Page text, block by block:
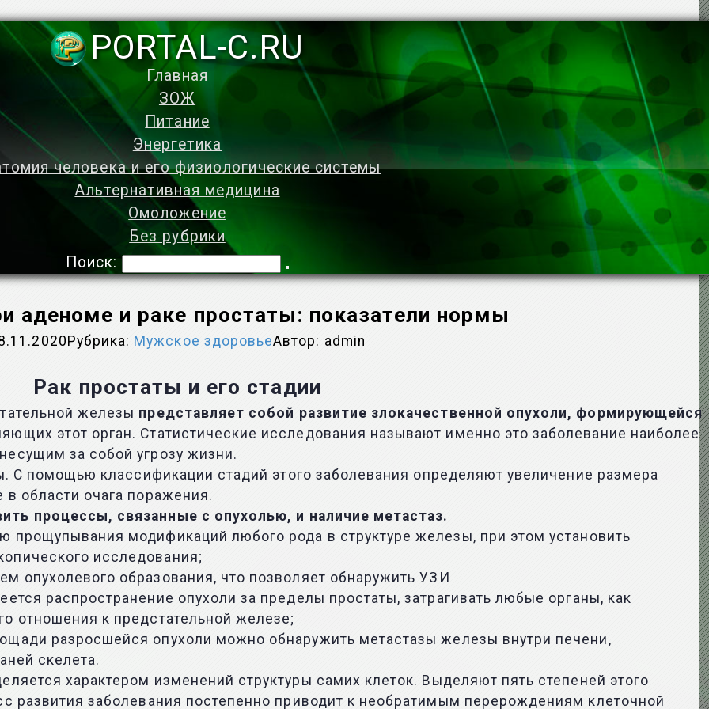
PORTAL-C.RU
Главная
ЗОЖ
Питание
Энергетика
человека и его физиологические системы
Альтернативная медицина
Омоложение
Без рубрики
Поиск:
аденоме и раке простаты: показатели нормы
Рубрика: Мужское здоровьеАвтор: admin
Рак простаты и его стадии
железы представляет собой развитие злокачественной опухоли, формирующейся
этот орган. Статистические исследования называют именно это заболевание наиболее
за собой угрозу жизни.
. С помощью классификации стадий этого заболевания определяют увеличение размера
области очага поражения.
процессы, связанные с опухолью, и наличие метастаз.
прощупывания модификаций любого рода в структуре железы, при этом установить
исследования;
опухолевого образования, что позволяет обнаружитьУЗИ
распространение опухоли за пределы простаты, затрагивать любые органы, как
отношения к предстательной железе;
разросшейся опухоли можно обнаружить метастазыжелезы внутри печени,
скелета.
характером изменений структуры самих клеток. Выделяют пять степеней этого
развития заболевания постепенно приводит к необратимым перерождениям клеточной